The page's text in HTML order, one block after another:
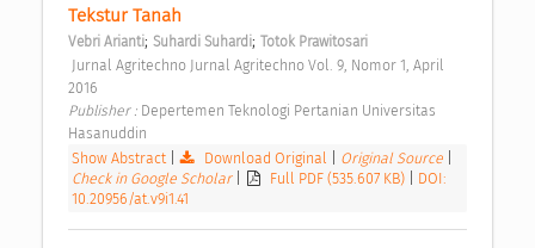
Tekstur Tanah
Vebri Arianti; Suhardi Suhardi; Totok Prawitosari
2016
Publisher : Depertemen Teknologi Pertanian Universitas
Hasanuddin
Show Abstract
Download Original Original Source
Check in Google Scholar
Full PDF (535.607 KB)
DOI:
10.20956/at.v9i1.41